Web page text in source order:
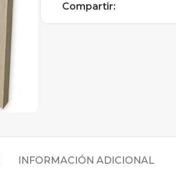
Compartir:
INFORMACIÓN ADICIONAL